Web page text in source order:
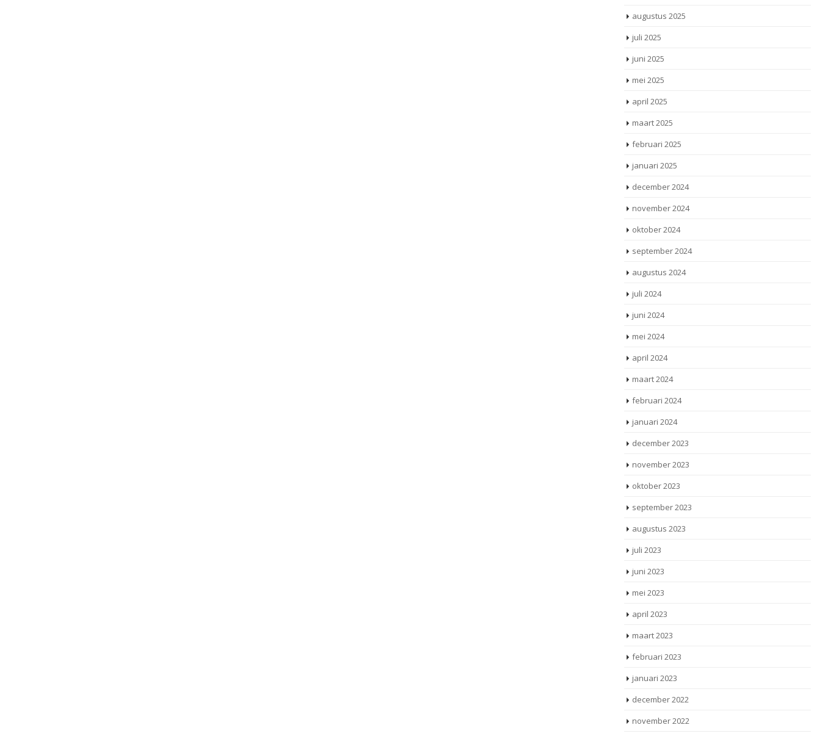
augustus 2025
juli 2025
juni 2025
mei 2025
april 2025
maart 2025
februari 2025
januari 2025
december 2024
november 2024
oktober 2024
september 2024
augustus 2024
juli 2024
juni 2024
mei 2024
april 2024
maart 2024
februari 2024
januari 2024
december 2023
november 2023
oktober 2023
september 2023
augustus 2023
juli 2023
juni 2023
mei 2023
april 2023
maart 2023
februari 2023
januari 2023
december 2022
november 2022